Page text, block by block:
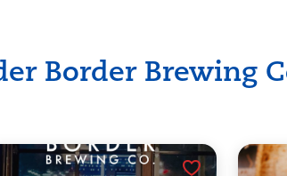
Border Brewing